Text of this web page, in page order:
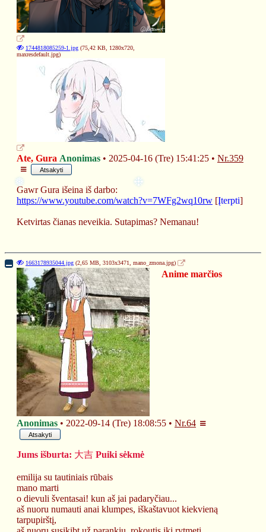
❆
❉
1744818085259-1.jpg (75,42 KB, 1280x720,
maxresdefault.jpg)
Ate, Gura Anonimas 2025-04-16 (Tre) 15:41:25 Nr.359
Atsakyti
Gawr Gura išeina iš darbo:
https://www.youtube.com/watch?v=7WFg2wq10rw [Įterpti]
Ketvirtas čianas neveikia. Sutapimas? Nemanau!
1663178935044.jpg (2,65 MB, 3103x3471, mano_zmona.jpg)
Anime marčios
Anonimas 2022-09-14 (Tre) 18:08:55 Nr.64
Atsakyti
Jums išburta: 大吉 Puiki sėkmė
emilija su tautiniais rūbais
mano marti
o dievuli šventasai! kun aš jai padaryčiau...
aš nuoru numauti anai klumpes, iškaštavuot kiekvieną
tarpupirštį,